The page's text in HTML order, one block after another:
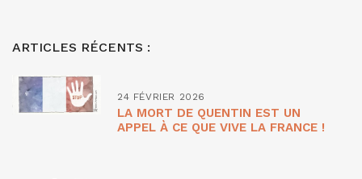
ARTICLES RÉCENTS :
24 FÉVRIER 2026
LA MORT DE QUENTIN EST UN
APPEL À CE QUE VIVE LA FRANCE !